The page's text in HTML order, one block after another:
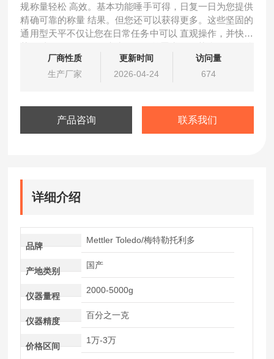
规称量轻松 高效。基本功能唾手可得，日复一日为您提供
精确可靠的称量 结果。但您还可以获得更多。这些坚固的
通用型天平不仅让您在日常任务中可以 直观操作，并快速
动一键就可以进行内部校准。
厂商性质
生产厂家
更新时间
2026-04-24
访问量
674
产品咨询 联系我们
详细介绍
品牌
Mettler Toledo/梅特勒托利多
产地类别
国产
仪器量程
2000-5000g
仪器精度
百分之一克
价格区间
1万-3万